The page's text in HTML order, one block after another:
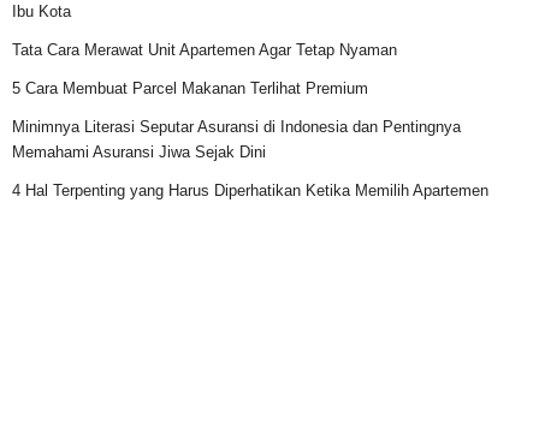
Ibu Kota
Tata Cara Merawat Unit Apartemen Agar Tetap Nyaman
5 Cara Membuat Parcel Makanan Terlihat Premium
Minimnya Literasi Seputar Asuransi di Indonesia dan Pentingnya
Memahami Asuransi Jiwa Sejak Dini
4 Hal Terpenting yang Harus Diperhatikan Ketika Memilih Apartemen